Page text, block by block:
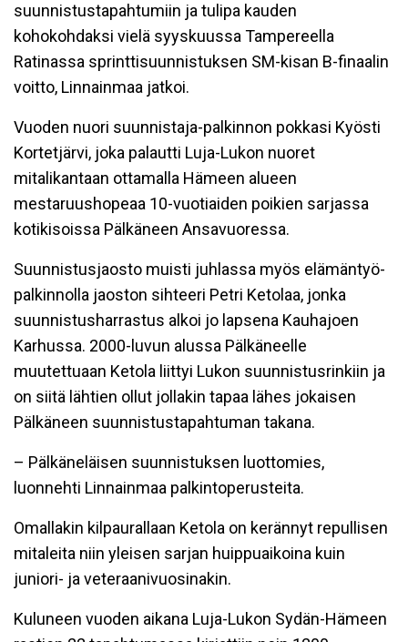
suunnistustapahtumiin ja tulipa kauden
kohokohdaksi vielä syyskuussa Tampereella
Ratinassa sprinttisuunnistuksen SM-kisan B-finaalin
voitto, Linnainmaa jatkoi.
Vuoden nuori suunnistaja-palkinnon pokkasi Kyösti
Kortetjärvi, joka palautti Luja-Lukon nuoret
mitalikantaan ottamalla Hämeen alueen
mestaruushopeaa 10-vuotiaiden poikien sarjassa
kotikisoissa Pälkäneen Ansavuoressa.
Suunnistusjaosto muisti juhlassa myös elämäntyö-
palkinnolla jaoston sihteeri Petri Ketolaa, jonka
suunnistusharrastus alkoi jo lapsena Kauhajoen
Karhussa. 2000-luvun alussa Pälkäneelle
muutettuaan Ketola liittyi Lukon suunnistusrinkiin ja
on siitä lähtien ollut jollakin tapaa lähes jokaisen
Pälkäneen suunnistustapahtuman takana.
– Pälkäneläisen suunnistuksen luottomies,
luonnehti Linnainmaa palkintoperusteita.
Omallakin kilpaurallaan Ketola on kerännyt repullisen
mitaleita niin yleisen sarjan huippuaikoina kuin
juniori- ja veteraanivuosinakin.
Kuluneen vuoden aikana Luja-Lukon Sydän-Hämeen